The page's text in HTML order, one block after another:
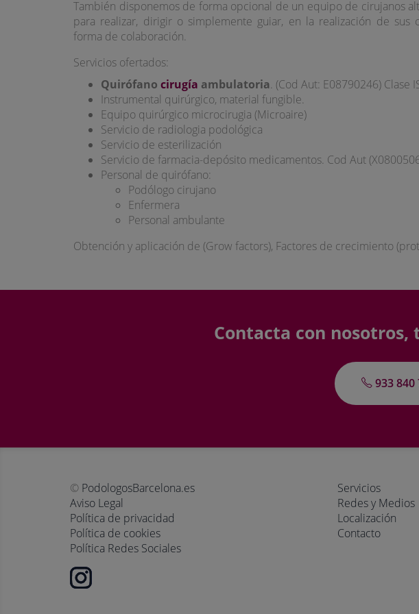
También disponemos de forma opcional de un equipo de cirujanos
para realizar, dirigir o simplemente guiar, en la realización de sus
forma de colaboración.
Servicios ofertados:
Quirófano cirugía ambulatoria. (Cod Aut: E08790246) Clase
Instrumental quirúrgico, material fungible.
Equipo quirúrgico microcirugia (Microaire)
Servicio de radiologia podológica
Servicio de esterilización
Servicio de farmacia-depósito medicamentos. Cod Aut
Personal de quirófano:
Podólogo cirujano
Enfermera
Personal ambulante
Obtención y aplicación de (Grow factors), Factores de crecimiento
Contacta con
933 840
© PodologosBarcelona.es
Aviso Legal
Política de privacidad
Política de cookies
Política Redes Sociales
Servicios
Redes y Medios
Localización
Contacto